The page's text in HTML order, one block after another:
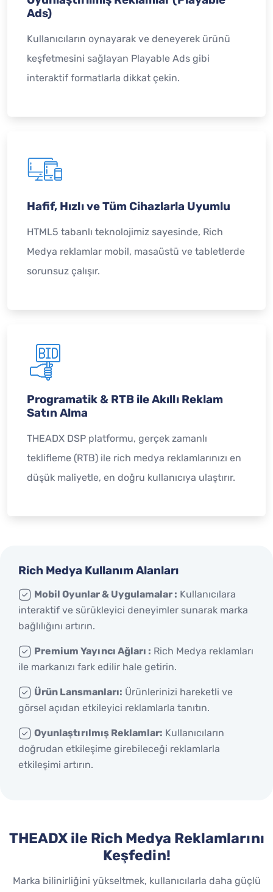
Ads)
Kullanıcıların oynayarak ve deneyerek ürünü
keşfetmesini sağlayan Playable Ads gibi
interaktif formatlarla dikkat çekin.
Hafif, Hızlı ve Tüm Cihazlarla Uyumlu
HTML5 tabanlı teknolojimiz sayesinde, Rich
Medya reklamlar mobil, masaüstü ve tabletlerde
sorunsuz çalışır.
Programatik & RTB ile Akıllı Reklam
Satın Alma
THEADX DSP platformu, gerçek zamanlı
teklifleme (RTB) ile rich medya reklamlarınızı en
düşük maliyetle, en doğru kullanıcıya ulaştırır.
Rich Medya Kullanım Alanları
Mobil Oyunlar & Uygulamalar : Kullanıcılara
interaktif ve sürükleyici deneyimler sunarak marka
bağlılığını artırın.
Premium Yayıncı Ağları : Rich Medya reklamları
ile markanızı fark edilir hale getirin.
Ürün Lansmanları: Ürünlerinizi hareketli ve
görsel açıdan etkileyici reklamlarla tanıtın.
Oyunlaştırılmış Reklamlar: Kullanıcıların
doğrudan etkileşime girebileceği reklamlarla
etkileşimi artırın.
THEADX ile Rich Medya Reklamlarını
Keşfedin!
Marka bilinirliğini yükseltmek, kullanıcılarla daha güçlü